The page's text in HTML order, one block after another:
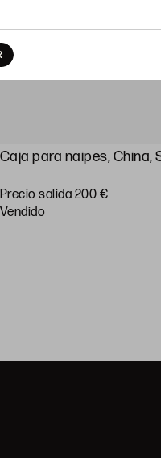
Caja para naipes, China,
Precio salida 200 €
vendido